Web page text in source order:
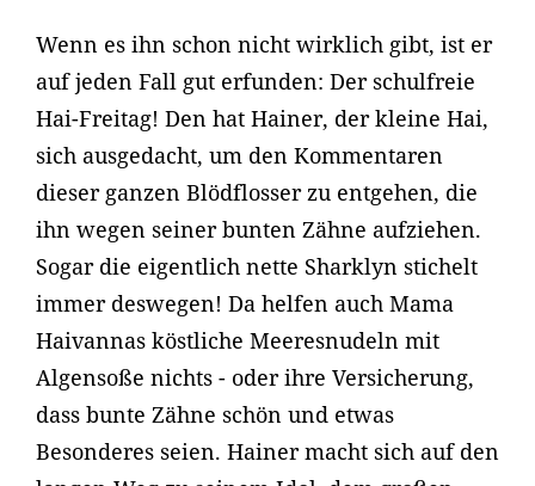
Wenn es ihn schon nicht wirklich gibt, ist er
auf jeden Fall gut erfunden: Der schulfreie
Hai-Freitag! Den hat Hainer, der kleine Hai,
sich ausgedacht, um den Kommentaren
dieser ganzen Blödflosser zu entgehen, die
ihn wegen seiner bunten Zähne aufziehen.
Sogar die eigentlich nette Sharklyn stichelt
immer deswegen! Da helfen auch Mama
Haivannas köstliche Meeresnudeln mit
Algensoße nichts - oder ihre Versicherung,
dass bunte Zähne schön und etwas
Besonderes seien. Hainer macht sich auf den